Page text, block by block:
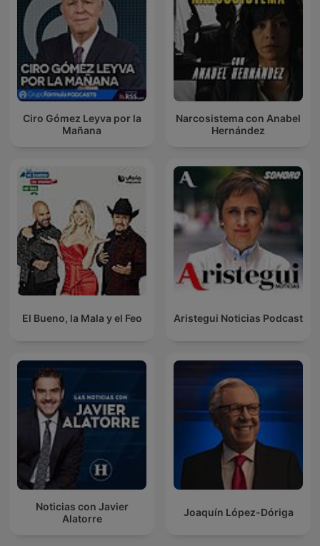
Ciro Gómez Leyva por la
Mañana
Narcosistema con Anabel
Hernández
El Bueno, la Mala y el Feo Aristegui Noticias Podcast
Noticias con Javier
Alatorre
Joaquín López-Dóriga